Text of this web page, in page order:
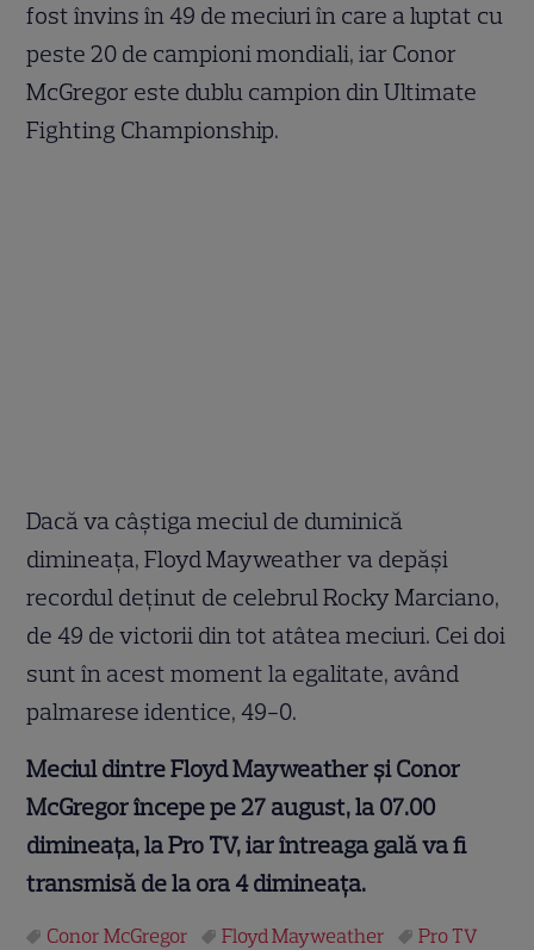
fost învins în 49 de meciuri în care a luptat cu
peste 20 de campioni mondiali, iar Conor
McGregor este dublu campion din Ultimate
Fighting Championship.
Dacă va câştiga meciul de duminică
dimineaţa, Floyd Mayweather va depăşi
recordul deţinut de celebrul Rocky Marciano,
de 49 de victorii din tot atâtea meciuri. Cei doi
sunt în acest moment la egalitate, având
palmarese identice, 49-0.
Meciul dintre Floyd Mayweather și Conor
McGregor începe pe 27 august, la 07.00
dimineața, la Pro TV, iar întreaga gală va fi
transmisă de la ora 4 dimineața.
Conor McGregor Floyd Mayweather
Pro TV